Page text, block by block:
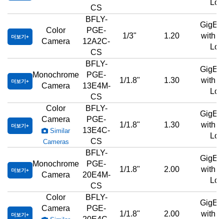
CS
더보기
Color
Camera
BFLY-
PGE-
12A2C-
CS
1/3" 1.20
GigE,
with
더보기
Monochrome
Camera
BFLY-
PGE-
13E4M-
CS
1/1.8" 1.30
GigE,
with
더보기
Color
Camera
Similar
Cameras
BFLY-
PGE-
13E4C-
CS
1/1.8" 1.30
GigE,
with
더보기
Monochrome
Camera
BFLY-
PGE-
20E4M-
CS
1/1.8" 2.00
GigE,
with
더보기
Color
Camera
BFLY-
PGE-
1/1.8" 2.00
GigE,
with